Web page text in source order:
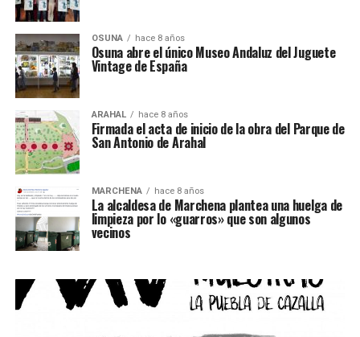
OSUNA hace 8 años
Osuna abre el único Museo Andaluz del Juguete
Vintage de España
ARAHAL hace 8 años
Firmada el acta de inicio de la obra del Parque de
San Antonio de Arahal
MARCHENA hace 8 años
La alcaldesa de Marchena plantea una huelga de
limpieza por lo «guarros» que son algunos
vecinos